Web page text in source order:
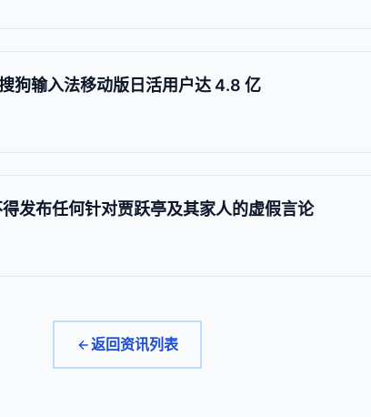
狗输入法移动版日活用户达 4.8 亿
发布任何针对贾跃亭及其家人的虚假言论
返回资讯列表